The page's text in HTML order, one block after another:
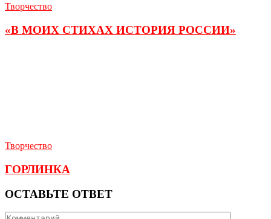
Творчество
«В МОИХ СТИХАХ ИСТОРИЯ РОССИИ»
Творчество
ГОРЛИНКА
ОСТАВЬТЕ ОТВЕТ